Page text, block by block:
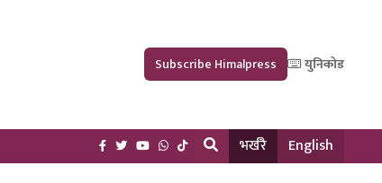
Subscribe Himalpress युनिकोड
भर्खरै English